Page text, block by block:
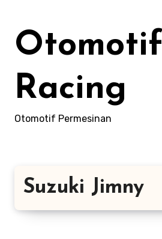
content
Otomotif
Racing
Otomotif Permesinan
Suzuki Jimny